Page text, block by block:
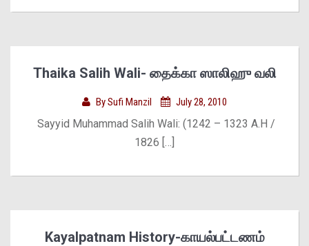
Thaika Salih Wali- தைக்கா ஸாலிஹு வலி
BySufi Manzil July 28, 2010
Sayyid Muhammad Salih Wali: (1242 – 1323 A.H /
1826 […]
Kayalpatnam History-காயல்பட்டணம்